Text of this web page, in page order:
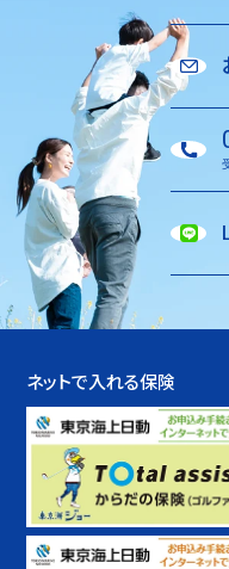
ネットで入れる保険